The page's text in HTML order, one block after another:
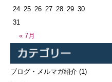
« 7月
24 25 26 27 28 29 30
31
ブログ・メルマガ紹介 (1)